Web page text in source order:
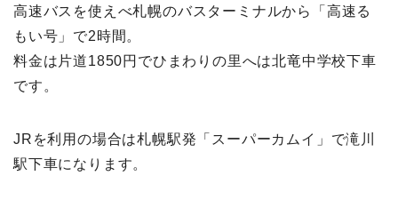
高速バスを使えべ札幌のバスターミナルから「高速る
もい号」で2時間。
料金は片道1850円でひまわりの里へは北竜中学校下車
です。
JRを利用の場合は札幌駅発「スーパーカムイ」で滝川
駅下車になります。